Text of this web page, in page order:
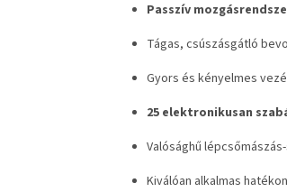
Passzív
Tágas, csúszásgátló
Gyors és kényelmes
25 elektronikusan
Valósághű
Kiválóan alkalmas